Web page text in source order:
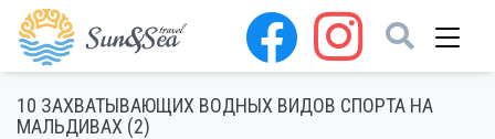
10 ЗАХВАТЫВАЮЩИХ ВОДНЫХ ВИДОВ СПОРТА НА
МАЛЬДИВАХ (2)